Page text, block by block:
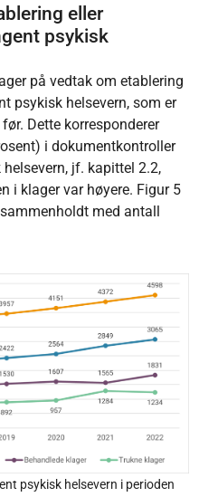
eller
psykisk
på vedtak om etablering
psykisk helsevern, som er
Dette korresponderer
i dokumentkontroller
jf. kapittel 2.2,
i klager var høyere. Figur 5
med antall
psykisk helsevern i perioden